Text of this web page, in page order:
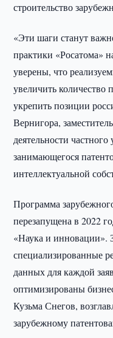
строительство
«Эти шаги станут
практики «Росатома»
уверены, что
увеличить количество
укрепить позиции
Вернигора,
деятельности
занимающегося
интеллектуальной
Программа
перезапущена в 2022
«Наука и инновации».
специализированные
данных для каждой
оптимизированы
Кузьма Снегов,
зарубежному